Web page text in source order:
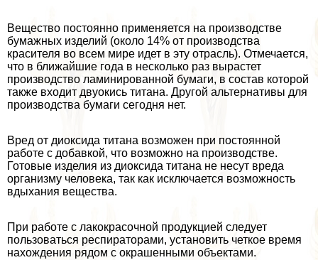
Вещество постоянно применяется на производстве
бумажных изделий (около 14% от производства
красителя во всем мире идет в эту отрасль). Отмечается,
что в ближайшие года в несколько раз вырастет
производство ламинированной бумаги, в состав которой
также входит двуокись титана. Другой альтернативы для
производства бумаги сегодня нет.
Вред от диоксида титана возможен при постоянной
работе с добавкой, что возможно на производстве.
Готовые изделия из диоксида титана не несут вреда
организму человека, так как исключается возможность
вдыхания вещества.
При работе с лакокрасочной продукцией следует
пользоваться респираторами, установить четкое время
нахождения рядом с окрашенными объектами.